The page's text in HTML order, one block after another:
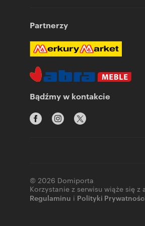
Partnerzy
Bądźmy w kontakcie
© 2026 Domiporta
Korzystanie z serwisu wiąże się z
Regulaminu i Polityki